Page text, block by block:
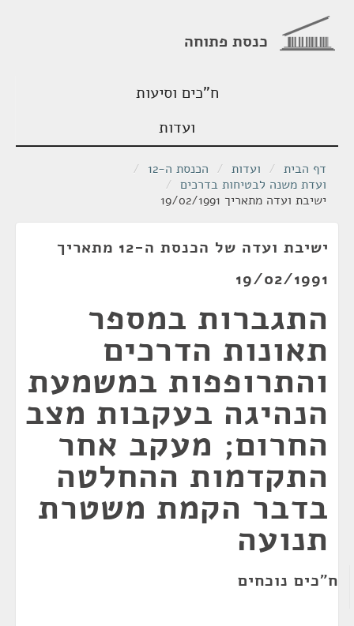
כנסת פתוחה
ח"כים וסיעות
ועדות
דף הבית / ועדות / הכנסת ה-12
/
ועדת משנה לבטיחות בדרכים /
ישיבת ועדה מתאריך 19/02/1991
ישיבת ועדה של הכנסת ה-12 מתאריך
19/02/1991
התגברות במספר
תאונות הדרכים
והתרופפות במשמעת
הנהיגה בעקבות מצב
החרום; מעקב אחר
התקדמות ההחלטה
בדבר הקמת משטרת
תנועה
ח"כים נוכחים